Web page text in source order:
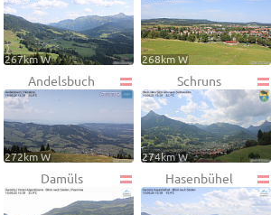
267km W 268km W
Andelsbuch
272km W
Schruns
274km W
Damüls Hasenbühel